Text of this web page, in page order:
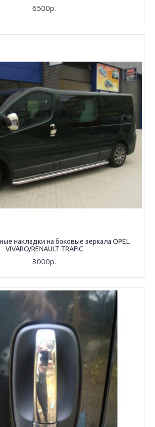
6500р.
накладки на боковые зеркала OPEL
VIVARO/RENAULT TRAFIC
3000р.